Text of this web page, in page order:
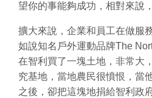
望你的事能夠成功，相對來說
擴大來說，企業和員工在做服
如說知名戶外運動品牌The
在智利買了一塊土地，非常大
究基地，當地農民很憤恨，當
之後，卻把這塊地捐給智利政